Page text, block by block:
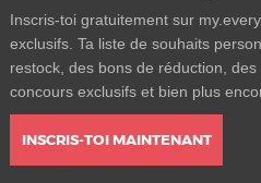
Inscris-toi gratuitement sur
exclusifs. Ta liste de souhaits
restock, des bons de réduction,
concours exclusifs et bien plus
INSCRIS-TOI MAINTENANT